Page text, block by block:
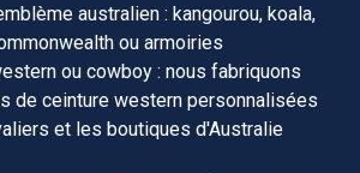
australien : kangourou, koala,
ou armoiries
ou cowboy : nous fabriquons
de ceinture western personnalisées
et les boutiques d'Australie